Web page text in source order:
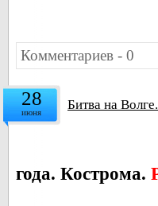
Комментариев - 0
28
июня Битва на
года. Кострома.